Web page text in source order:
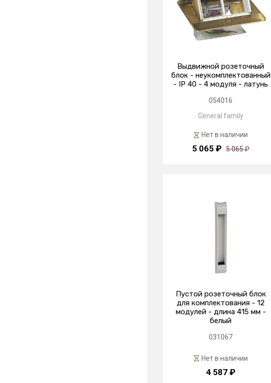
Выдвижной розеточный
блок - неукомплектованный
- IP 40 - 4 модуля - латунь
054016
General family
Нет в наличии
5 065 ₽ 5 065 ₽
Пустой розеточный блок
для комплектования - 12
модулей - длина 415 мм -
белый
031067
Нет в наличии
4 587 ₽